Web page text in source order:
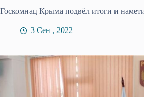
Госкомнац Крыма подвёл итоги и
3 Сен , 2022